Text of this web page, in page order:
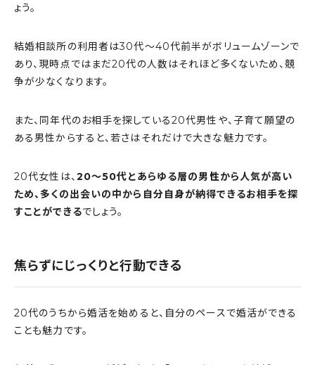
ょう。
結婚相談所の利用者は30代〜40代前半がボリュームゾーンで
あり、現時点ではまだ20代の人数はそれほど多くないため、競
争が少なくなります。
また、同年代のお相手を探している20代男性や、子育て願望の
ある男性からすると、若さはそれだけで大きな魅力です。
20代女性は、 20～50代とあらゆる層の男性から人気が高い
ため、多くの出会いの中から自分自身が納得できるお相手を探
すことができるでしょう。
焦らずにじっくりと行動できる
20代のうちから婚活を始めると、自分のペースで婚活ができる
ことも魅力です。